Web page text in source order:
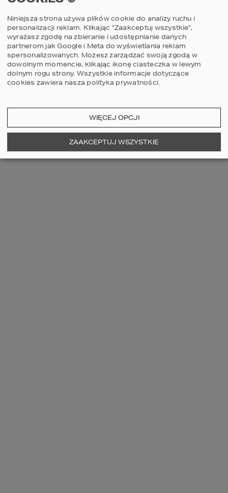
DESIGN BY POWERED BY
Niniejsza strona używa plików cookie do analizy ruchu i
personalizacji reklam. Klikając “Zaakceptuj wszystkie”,
wyrażasz zgodę na zbieranie i udostępnianie danych
partnerom jak Google i Meta do wyświetlania reklam
spersonalizowanych. Możesz zarządzać swoją zgodą w
dowolnym momencie, klikając ikonę ciasteczka w lewym
dolnym rogu strony. Wszystkie informacje dotyczące
cookies zawiera nasza polityka prywatności.
WIĘCEJ OPCJI
ZAAKCEPTUJ WSZYSTKIE